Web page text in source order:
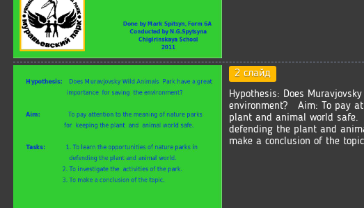
2 слайд
Hypothesis: Does
environment? Aim: To pay
plant and animal world
defending the plant and
make a conclusion of the